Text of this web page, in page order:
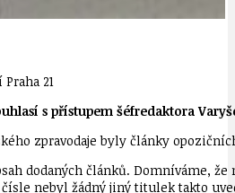
21
s přístupem šéfredaktora
zpravodaje byly články
dodaných článků. Domníváme,
nebyl žádný jiný titulek takto